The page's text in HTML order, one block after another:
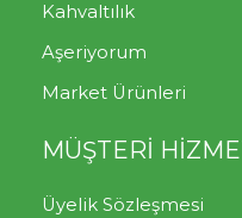
Kahvaltılık
Aşeriyorum
Market Ürünleri
MÜŞTERİ
Üyelik Sözleşmesi